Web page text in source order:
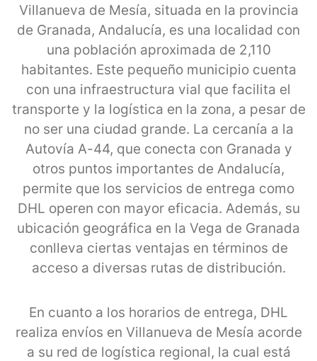
Villanueva de Mesía, situada en la provincia
de Granada, Andalucía, es una localidad con
una población aproximada de 2,110
habitantes. Este pequeño municipio cuenta
con una infraestructura vial que facilita el
transporte y la logística en la zona, a pesar de
no ser una ciudad grande. La cercanía a la
Autovía A-44, que conecta con Granada y
otros puntos importantes de Andalucía,
permite que los servicios de entrega como
DHL operen con mayor eficacia. Además, su
ubicación geográfica en la Vega de Granada
conlleva ciertas ventajas en términos de
acceso a diversas rutas de distribución.
En cuanto a los horarios de entrega, DHL
realiza envíos en Villanueva de Mesía acorde
a su red de logística regional, la cual está